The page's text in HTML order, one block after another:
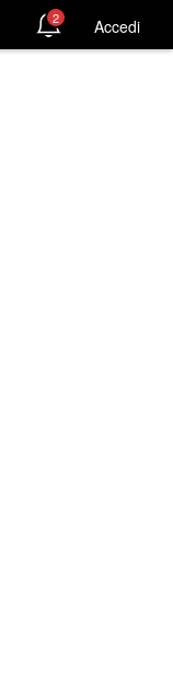
2 Accedi